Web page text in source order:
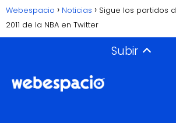
Webespacio Noticias
Sigue los partidos
2011 de la NBA en Twitter
Subir